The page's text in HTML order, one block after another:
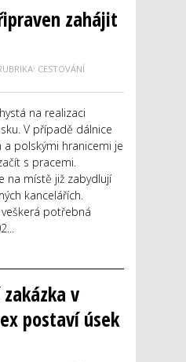
zahájit
CESTOVÁNÍ
na realizaci
V případě dálnice
a polskými hranicemi je
s pracemi.
na místě již zabydlují
kancelářích.
potřebná
v
postaví úsek